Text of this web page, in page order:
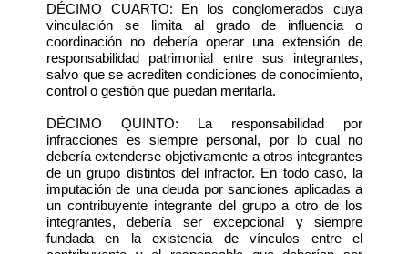
DÉCIMO CUARTO: En los conglomerados cuya
vinculación se limita al grado de influencia o
coordinación no debería operar una extensión de
responsabilidad patrimonial entre sus integrantes,
salvo que se acrediten condiciones de conocimiento,
control o gestión que puedan meritarla.
DÉCIMO QUINTO: La responsabilidad por
infracciones es siempre personal, por lo cual no
debería extenderse objetivamente a otros integrantes
de un grupo distintos del infractor. En todo caso, la
imputación de una deuda por sanciones aplicadas a
un contribuyente integrante del grupo a otro de los
integrantes, debería ser excepcional y siempre
fundada en la existencia de vínculos entre el